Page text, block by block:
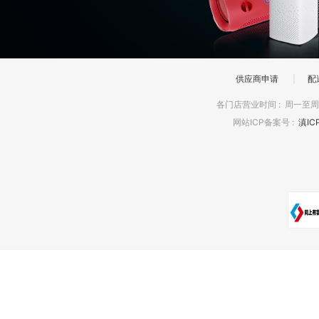
供应商申请 配
各门店营业时间 : 周一至
网站ICP备案号 : 滇